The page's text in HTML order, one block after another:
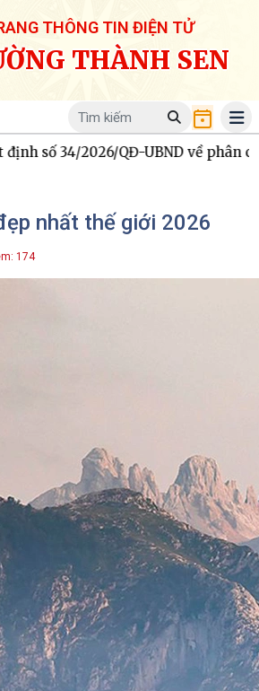
THÔNG TIN ĐIỆN TỬ
THÀNH SEN
phân cấp, ủy quyền một số nhiệm
nhất thế giới 2026
174